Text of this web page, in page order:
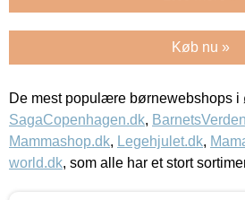
Køb nu »
De mest populære børnewebshops i
SagaCopenhagen.dk,
Mammashop.dk, Legehjulet.dk,
world.dk, som alle har et stort